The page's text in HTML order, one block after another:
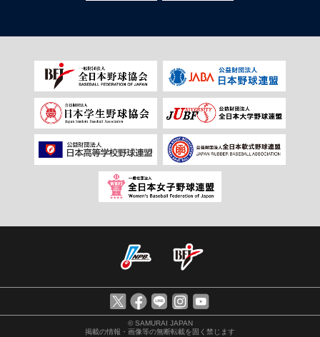
© SAMURAI JAPAN
掲載の情報・画像等の無断転載を固く禁じます